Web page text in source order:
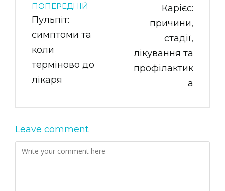
ПОПЕРЕДНІЙ
Пульпіт:
симптоми та
коли
терміново до
лікаря
Карієс:
причини,
стадії,
лікування та
профілактик
а
Leave comment